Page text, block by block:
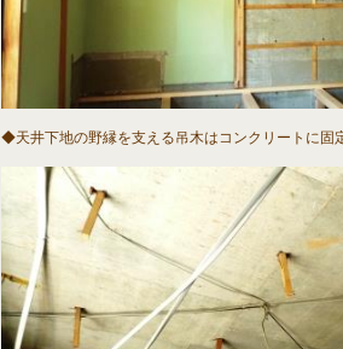
◆天井下地の野縁を支える吊木はコンクリートに固